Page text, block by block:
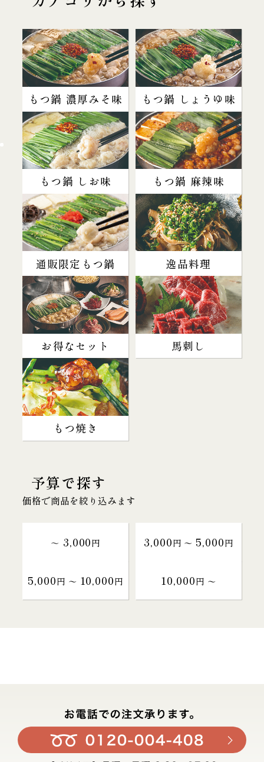
もつ鍋 濃厚みそ味 もつ鍋 しょうゆ味
もつ鍋 しお味 もつ鍋 麻辣味
通販限定もつ鍋 逸品料理
お得なセット 馬刺し
もつ焼き
予算で探す
価格で商品を絞り込みます
～ 3,000円 3,000円 〜 5,000円
5,000円 〜 10,000円 10,000円 〜